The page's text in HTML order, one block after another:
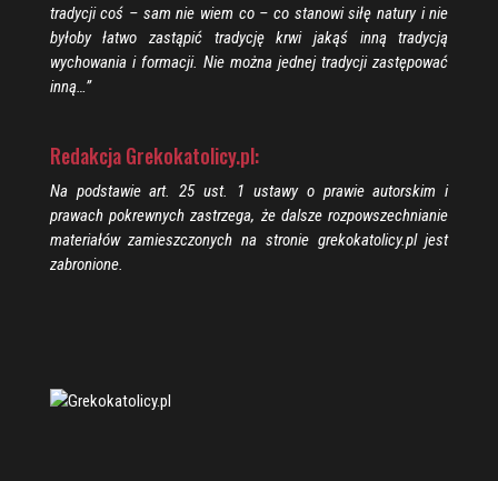
tradycji coś – sam nie wiem co – co stanowi siłę natury i nie
byłoby łatwo zastąpić tradycję krwi jakąś inną tradycją
wychowania i formacji. Nie można jednej tradycji zastępować
inną…”
Redakcja Grekokatolicy.pl:
Na podstawie art. 25 ust. 1 ustawy o prawie autorskim i
prawach pokrewnych zastrzega, że dalsze rozpowszechnianie
materiałów zamieszczonych na stronie grekokatolicy.pl jest
zabronione.